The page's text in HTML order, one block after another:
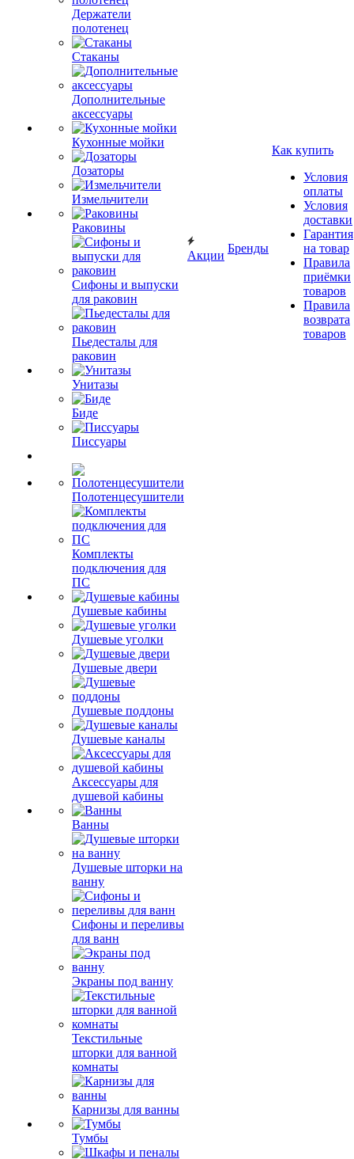
Держатели
полотенец
Стаканы
Дополнительные
аксессуары
Кухонные мойки
Дозаторы
Измельчители
Раковины
Сифоны и выпуски
для раковин
Пьедесталы для
раковин
Унитазы
Биде
Писсуары
Полотенцесушители
Комплекты
подключения для
ПС
Душевые кабины
Душевые уголки
Душевые двери
Душевые поддоны
Душевые каналы
Аксессуары для
душевой кабины
Ванны
Душевые шторки на
ванну
Сифоны и переливы
для ванн
Экраны под ванну
Текстильные
шторки для ванной
комнаты
Карнизы для ванны
Тумбы
Акции
Бренды
Как купить
Условия
оплаты
Условия
доставки
Гарантия
на товар
Правила
приёмки
товаров
Правила
возврата
товаров